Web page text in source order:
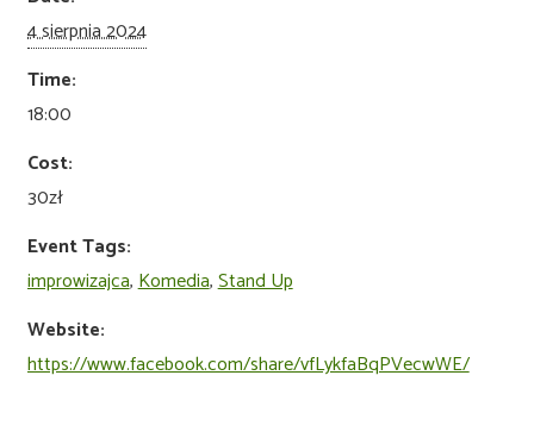
4 sierpnia 2024
Time:
18:00
Cost:
30zł
Event Tags:
improwizajca,Komedia,Stand Up
Website:
https://www.facebook.com/share/vfLykfaBqPVecwWE/